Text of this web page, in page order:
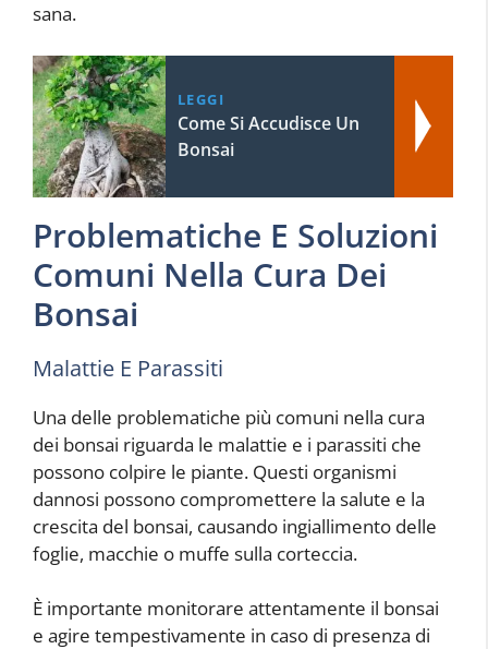
sana.
LEGGI
Come Si Accudisce Un
Bonsai
Problematiche E Soluzioni
Comuni Nella Cura Dei
Bonsai
Malattie E Parassiti
Una delle problematiche più comuni nella cura
dei bonsai riguarda le malattie e i parassiti che
possono colpire le piante. Questi organismi
dannosi possono compromettere la salute e la
crescita del bonsai, causando ingiallimento delle
foglie, macchie o muffe sulla corteccia.
È importante monitorare attentamente il bonsai
e agire tempestivamente in caso di presenza di